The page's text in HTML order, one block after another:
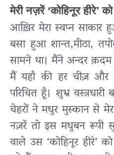
मेरी नज़रें ‘कोहिनूर हीरे’
आख़िर मेरा स्वप्न
बसा हुआ शान्त,मीठा,
सामने था। मैंने अन्दर
मैं यहाँ की हर चीज़ और
परिचित हूँ। शुभ्र
चेहरों ने मधुर मुस्कान से
नज़रें तो इस मधुबन रूपी
वाले उस ‘कोहिनूर हीरे’